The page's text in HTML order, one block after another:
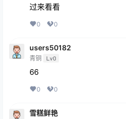
过来看看
0 0
users50182
青铜 Lv0
66
0 0
雪糕鲜艳